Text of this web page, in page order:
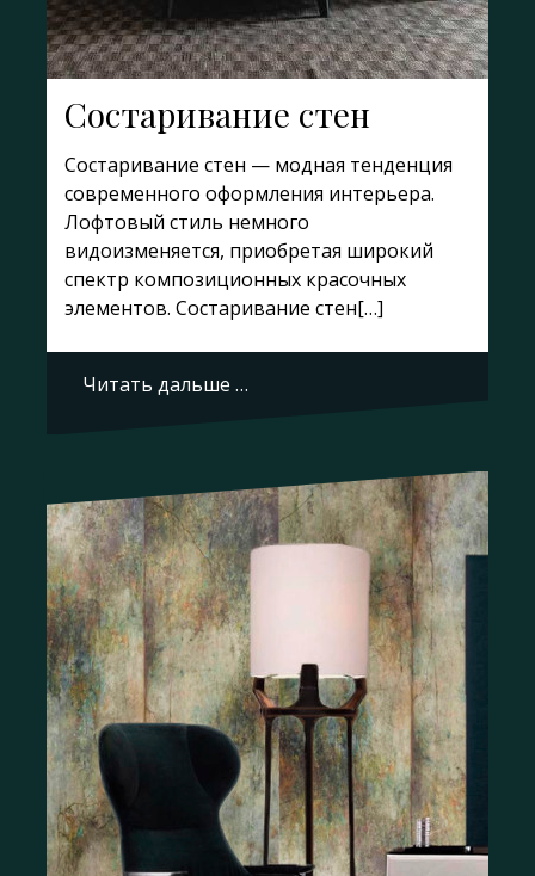
Состаривание стен
Состаривание стен — модная тенденция
современного оформления интерьера.
Лофтовый стиль немного
видоизменяется, приобретая широкий
спектр композиционных красочных
элементов. Состаривание стен[…]
Читать дальше …